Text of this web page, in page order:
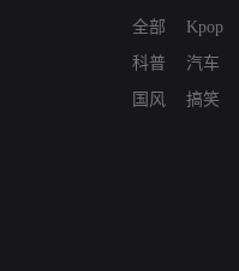
全部
科普
国风
Kpop
汽车
搞笑